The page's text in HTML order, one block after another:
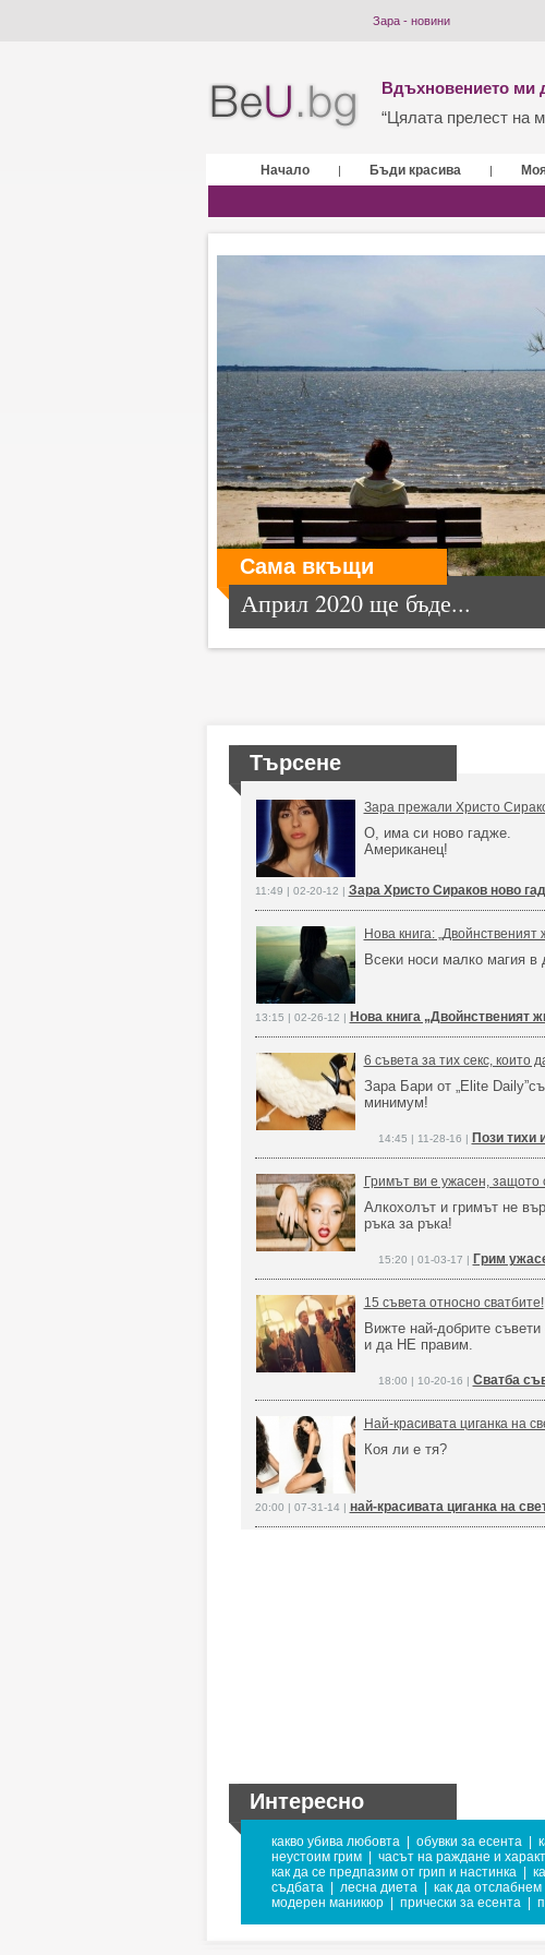
Зара - новини
Вдъхновението ми
“Цялата прелест на
Начало | Бъди красива |
Сама вкъщи
Април 2020 ще бъде...
Търсене
Зара прежали Христо
О, има си ново гадже.
Американец!
11:49 | 02-20-12 | Зара Христо Сираков ново
Нова книга:
Всеки носи малко магия в
13:15 | 02-26-12 | Нова книга „Двойнственият
6 съвета за тих секс, които
Зара Бари от „Elite
минимум!
14:45 | 11-28-16 | Пози тихи
Гримът ви е ужасен, защото
Алкохолът и гримът не
ръка за ръка!
15:20 | 01-03-17 | Грим
15 съвета относно сватбите!
Вижте най-добрите
и да НЕ правим.
18:00 | 10-20-16 | Сватба
Най-красивата циганка на
Коя ли е тя?
20:00 | 07-31-14 | най-красивата циганка на
Интересно
какво убива любовта обувки за есента
неустоим грим
часът на раждане и
как да се предпазим от грип и настинка
съдбата
лесна диета как да
модерен маникюр
прически за есента